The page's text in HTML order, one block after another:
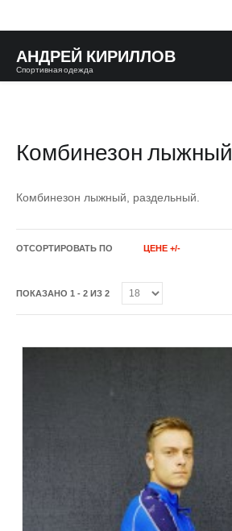
АНДРЕЙ КИРИЛЛОВ
Спортивная одежда
Комбинезон лыжный
Комбинезон лыжный, раздельный.
ОТСОРТИРОВАТЬ ПО ЦЕНЕ +/-
ПОКАЗАНО 1 - 2 ИЗ 2